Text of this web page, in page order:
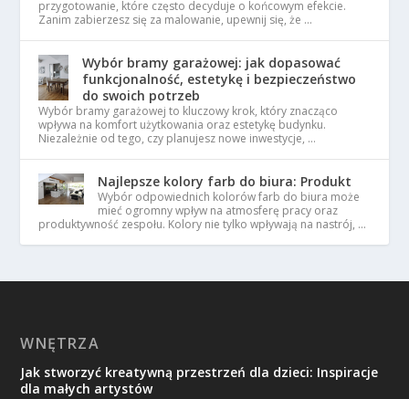
przygotowanie, które często decyduje o końcowym efekcie.
Zanim zabierzesz się za malowanie, upewnij się, że …
Wybór bramy garażowej: jak dopasować
funkcjonalność, estetykę i bezpieczeństwo
do swoich potrzeb
Wybór bramy garażowej to kluczowy krok, który znacząco
wpływa na komfort użytkowania oraz estetykę budynku.
Niezależnie od tego, czy planujesz nowe inwestycje, …
Najlepsze kolory farb do biura: Produkt
Wybór odpowiednich kolorów farb do biura może
mieć ogromny wpływ na atmosferę pracy oraz
produktywność zespołu. Kolory nie tylko wpływają na nastrój, …
WNĘTRZA
Jak stworzyć kreatywną przestrzeń dla dzieci: Inspiracje
dla małych artystów